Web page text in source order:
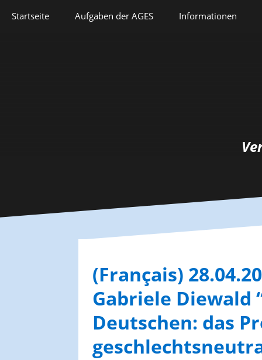
zumStartseite Aufgaben der AGES
Hommage
Informationsbriefe
Studientage
Informationen
(Français)
Gabriele Diewald
Deutschen: das